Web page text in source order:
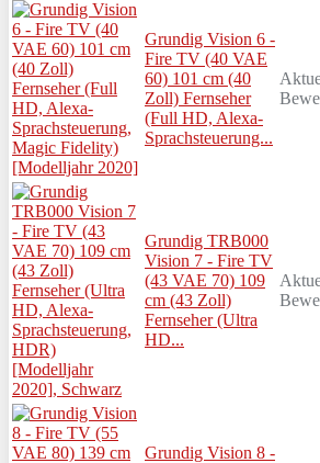
Grundig Vision 6 -
Fire TV (40 VAE
60) 101 cm (40
Zoll) Fernseher
(Full HD, Alexa-
Sprachsteuerung...
Grundig TRB000
Vision 7 - Fire TV
(43 VAE 70) 109
cm (43 Zoll)
Fernseher (Ultra
HD...
Grundig Vision 8 -